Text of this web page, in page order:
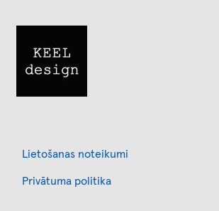
Lietošanas noteikumi
Privātuma politika